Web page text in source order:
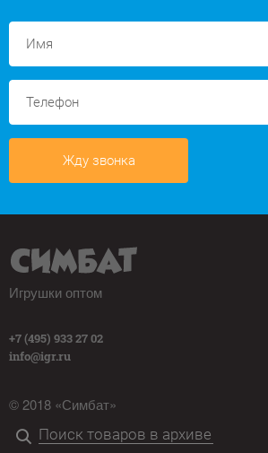
Жду звонка
Игрушки оптом
+7 (495) 933 27 02
info@igr.ru
© 2018 «Симбат»